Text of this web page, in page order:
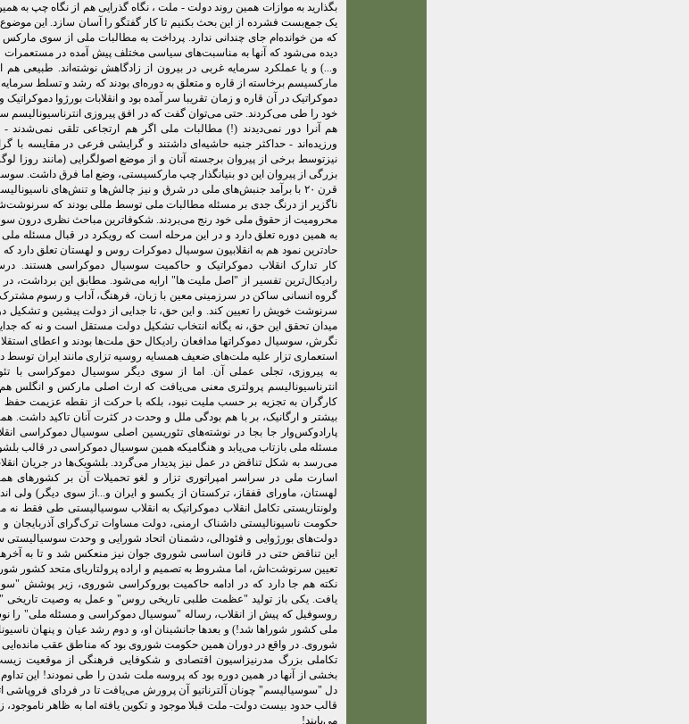
بگذارید به موازات همین روند دولت - ملت ، نگاه گذرایی هم از نگاه چپ به
یک جمع‌بست فشرده از این بحث بکنیم تا کار گفتگو را آسان سازد. این موضوع،
که من خوانده‌ام جای چندانی ندارد. پرداخت به مطالبات ملی از سوی مارکس
دیده می‌شود که آنها به مناسبت‌های سیاسی مختلف پیش آمده در مستعمرات
و...) و یا عملکرد سرمایه غربی در بیرون از زادگاهش نوشته‌اند. طبیعی هم
مارکسیسم برخاسته از قاره و متعلق به دوره‌ای بودند که رشد و تسلط سرمایه
دموکراتیک در آن قاره و زمان تقریبا سر آمده بود و انقلابات بورژوا
خود را طی می‌کردند. حتی می‌توان گفت که در افق پیروزی انترناسیونالیسم
هم آنرا دور نمی‌دیدند (!) مطالبات ملی اگر هم ارتجاعی تلقی نمی‌شدند -
ورزیده‌اند - حداکثر جنبه حاشیه‌ای داشتند و گرایشی فرعی در مقایسه با
نیزتوسط برخی از پیروان برجسته آنان و از موضع اصولگرایی (مانند روزا
قرن ۲۰ با برآمد جنبش‌های ملی در شرق و نیز چالش‌ها و تنش‌های
ناگزیر از درنگ جدی بر مسئله مطالبات ملی توسط مللی بودند که
محرومیت از حقوق ملی خود رنج می‌بردند. شکوفاترین مباحث نظری درون
به همین دوره تعلق دارد و در این مرحله است که رویکرد در قبال مسئله ملی
حادترین نمود هم به انقلابیون سوسیال دموکرات روس و لهستان تعلق دارد
کار تدارک انقلاب دموکراتیک و حاکمیت سوسیال دموکراسی
رادیکال‌ترین تفسیر از "اصل ملیت ها" ارایه می‌شود. مطابق این برداشت، در
گروه انسانی ساکن در سرزمینی معین با زبان، فرهنگ، آداب و رسوم
سرنوشت خویش را تعیین کند. و این حق، تا جدایی از دولت پیشین و تشکیل
میدان تحقق این حق، نه یگانه انتخاب تشکیل دولت مستقل است و نه که
نگرش، سوسیال دموکراتها مدافعان رادیکال حق ملت‌ها بودند و اعطای
استعماری تزار علیه ملت‌های ضعیف همسایه روسیه تزاری مانند ایران
به پیروزی، تجلی عملی آن. اما از سوی دیگر سوسیال دموکراسی با
انترناسیونالیسم پرولتری معنی می‌یافت که ارث اصلی مارکس و انگلس
کارگران به تجزیه بر حسب ملیت نبود، بلکه با حرکت از نقطه عزیمت
بیشتر و ارگانیک، بر با هم بودگی ملل و وحدت در کثرت آنان تاکید
پارادوکس‌وار جا بجا در نوشته‌های تئوریسین اصلی سوسیال دموکراسی
مسئله ملی بازتاب می‌یابد و هنگامیکه همین سوسیال دموکراسی در قالب
می‌رسد به شکل تناقض در عمل نیز پدیدار می‌گردد. بلشویک‌ها در جریان
اسارت ملی در سراسر امپراتوری تزار و لغو تحمیلات آن بر کشورهای
لهستان، ماورای قفقاز، ترکستان از یکسو و ایران و...از سوی دیگر) ولی
ولونتاریستی تکامل انقلاب دموکراتیک به انقلاب سوسیالیستی طی فقط
حکومت ناسیونالیستی داشناک ارمنی، دولت مساوات ترک‌گرای آذربایجان و
دولت‌های بورژوایی و فئودالی، دشمنان اتحاد شورایی و وحدت سوسیالیستی
این تناقض حتی در قانون اساسی شوروی جوان نیز منعکس شد و تا به
تعیین سرنوشت‌اش، اما مشروط به تصمیم و اراده پرولتاریای متحد کشور
نکته هم جا دارد که در ادامه حاکمیت بوروکراسی شوروی، زیر پوشش
یافت. یکی باز تولید "عظمت طلبی تاریخی روس" و عمل به وصیت تاریخی
روسوفیل که پیش از انقلاب، رساله "سوسیال دموکراسی و مسئله ملی" را
ملی کشور شوراها شد!) و بعدها جانشینان او، و دوم رشد عیان و پنهان
شوروی. در واقع در دوران همین حکومت شوروی بود که مناطق عقب
تکاملی بزرگ مدرنیزاسیون اقتصادی و شکوفایی فرهنگی از موقعیت
بخشی از آنها در همین دوره بود که پروسه ملت شدن را طی نمودند! این تداوم و
دل "سوسیالیسم" چونان آلترناتیو آن پرورش می‌یافت تا در فردای فروپاشی
قالب حدود بیست دولت- ملت قبلا موجود و تکوین یافته اما به ظاهر
می‌یابند!